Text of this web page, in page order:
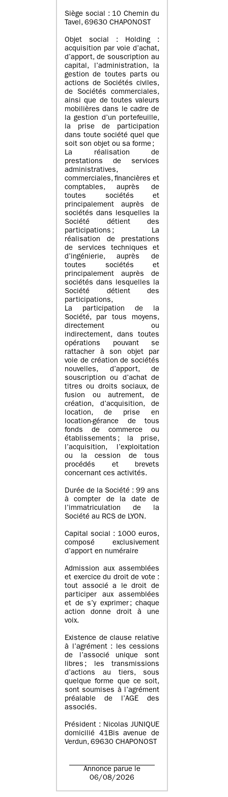
Siège social : 10 Chemin du
Tavel, 69630 CHAPONOST
Objet social : Holding :
acquisition par voie d’achat,
d’apport, de souscription au
capital, l’administration, la
gestion de toutes parts ou
actions de Sociétés civiles,
de Sociétés commerciales,
ainsi que de toutes valeurs
mobilières dans le cadre de
la gestion d’un portefeuille,
la prise de participation
dans toute société quel que
soit son objet ou sa forme ;
La réalisation de
prestations de services
administratives,
commerciales, financières et
comptables, auprès de
toutes sociétés et
principalement auprès de
sociétés dans lesquelles la
Société détient des
participations ; La
réalisation de prestations
de services techniques et
d’ingénierie, auprès de
toutes sociétés et
principalement auprès de
sociétés dans lesquelles la
Société détient des
participations,
La participation de la
Société, par tous moyens,
directement ou
indirectement, dans toutes
opérations pouvant se
rattacher à son objet par
voie de création de sociétés
nouvelles, d’apport, de
souscription ou d’achat de
titres ou droits sociaux, de
fusion ou autrement, de
création, d’acquisition, de
location, de prise en
location-gérance de tous
fonds de commerce ou
établissements ; la prise,
l’acquisition, l’exploitation
ou la cession de tous
procédés et brevets
concernant ces activités.
Durée de la Société : 99 ans
à compter de la date de
l’immatriculation de la
Société au RCS de LYON.
Capital social : 1000 euros,
composé exclusivement
d’apport en numéraire
Admission aux assemblées
et exercice du droit de vote :
tout associé a le droit de
participer aux assemblées
et de s’y exprimer ; chaque
action donne droit à une
voix.
Existence de clause relative
à l’agrément : les cessions
de l’associé unique sont
libres ; les transmissions
d’actions au tiers, sous
quelque forme que ce soit,
sont soumises à l’agrément
préalable de l’AGE des
associés.
Président : Nicolas JUNIQUE
domicilié 41Bis avenue de
Verdun, 69630 CHAPONOST
Annonce parue le
06/08/2026